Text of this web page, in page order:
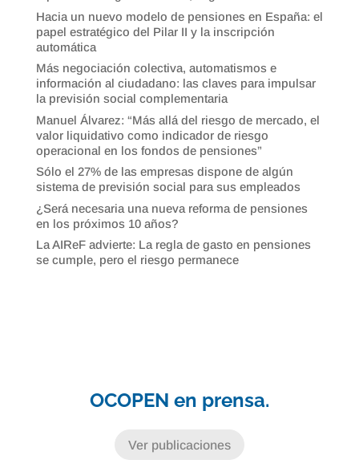
Hacia un nuevo modelo de pensiones en España: el
papel estratégico del Pilar II y la inscripción
automática
Más negociación colectiva, automatismos e
información al ciudadano: las claves para impulsar
la previsión social complementaria
Manuel Álvarez: “Más allá del riesgo de mercado, el
valor liquidativo como indicador de riesgo
operacional en los fondos de pensiones”
Sólo el 27% de las empresas dispone de algún
sistema de previsión social para sus empleados
¿Será necesaria una nueva reforma de pensiones
en los próximos 10 años?
La AIReF advierte: La regla de gasto en pensiones
se cumple, pero el riesgo permanece
OCOPEN en prensa.
Ver publicaciones